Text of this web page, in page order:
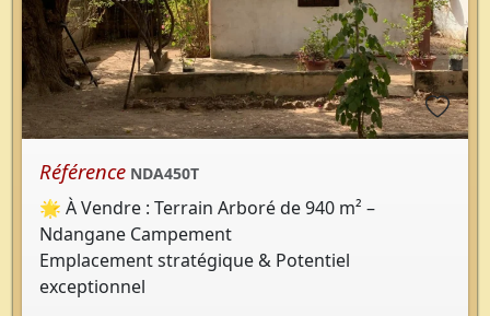
Référence NDA450T
🌟 À Vendre : Terrain Arboré de 940 m² –
Ndangane Campement
Emplacement stratégique & Potentiel
exceptionnel